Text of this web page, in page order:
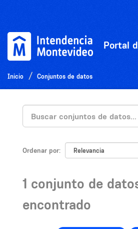
Portal
Inicio Conjuntos de datos
Ordenar por
1 conjunto de
encontrado